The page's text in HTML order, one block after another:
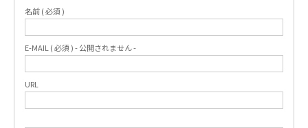
名前 ( 必須 )
E-MAIL ( 必須 ) - 公開されません -
URL